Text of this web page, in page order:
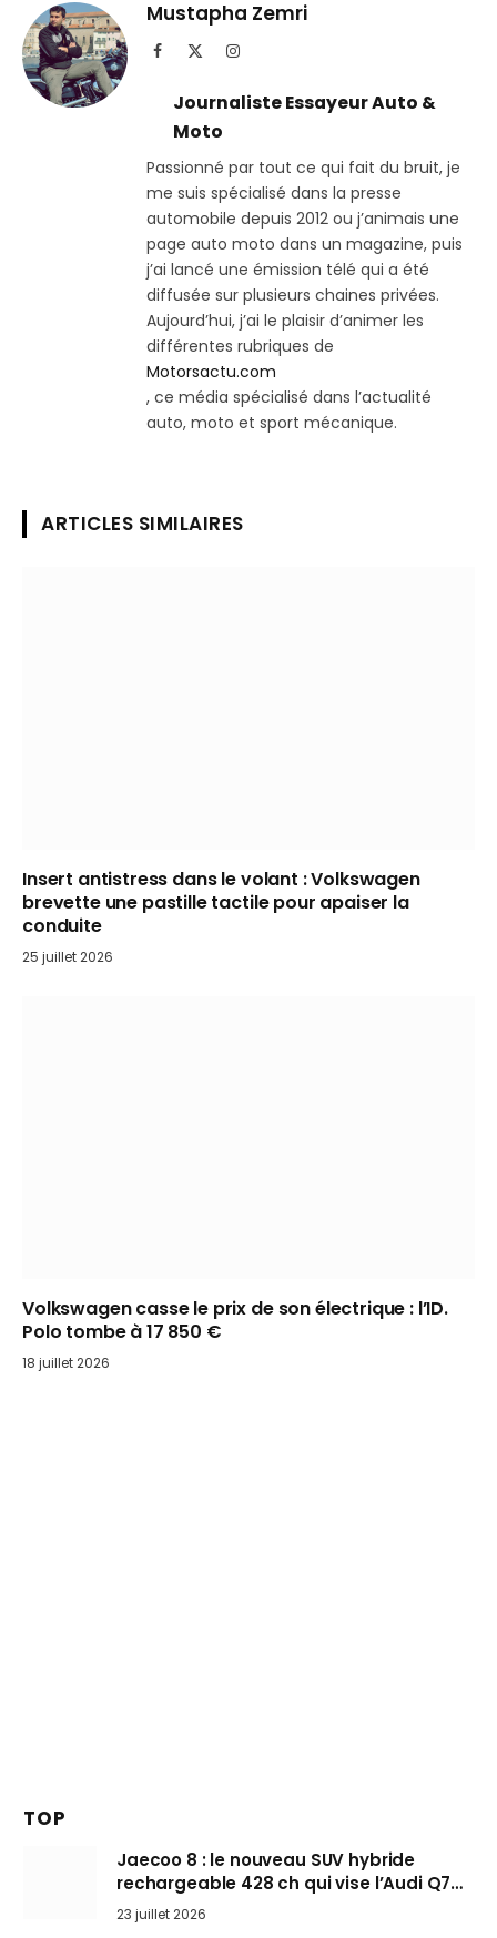
Telegram
Mustapha Zemri
Facebook Instagram
Journaliste Essayeur Auto &
Moto
Passionné par tout ce qui fait du bruit, je
me suis spécialisé dans la presse
automobile depuis 2012 ou j’animais une
page auto moto dans un magazine, puis
j’ai lancé une émission télé qui a été
diffusée sur plusieurs chaines privées.
Aujourd’hui, j’ai le plaisir d’animer les
différentes rubriques de
Motorsactu.com
, ce média spécialisé dans l’actualité
auto, moto et sport mécanique.
ARTICLES SIMILAIRES
Insert antistress dans le volant : Volkswagen
brevette une pastille tactile pour apaiser la
conduite
25 juillet 2026
Volkswagen casse le prix de son électrique : l’ID.
Polo tombe à 17 850 €
18 juillet 2026
TOP
Jaecoo 8 : le nouveau SUV hybride
rechargeable 428 ch qui vise l’Audi Q7
arrive en Europe cet automne
23 juillet 2026